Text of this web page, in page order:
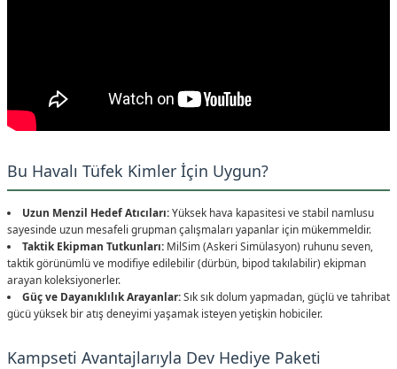
Bu Havalı Tüfek Kimler İçin Uygun?
Uzun Menzil Hedef Atıcıları:Yüksek hava kapasitesi ve stabil namlusu
sayesinde uzun mesafeli grupman çalışmaları yapanlar için mükemmeldir.
Taktik Ekipman Tutkunları:MilSim (Askeri Simülasyon) ruhunu seven,
taktik görünümlü ve modifiye edilebilir (dürbün, bipod takılabilir) ekipman
arayan koleksiyonerler.
Güç ve Dayanıklılık Arayanlar:Sık sık dolum yapmadan, güçlü ve tahribat
gücü yüksek bir atış deneyimi yaşamak isteyen yetişkin hobiciler.
Kampseti Avantajlarıyla Dev Hediye Paketi